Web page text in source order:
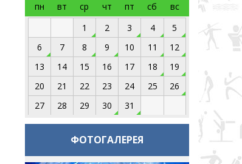
пн вт ср чт пт сб
вс
1
2 3 4
5
6
7 8 9 10 11
12
13
14 15 16 17 18
19
20
21 22 23 24 25
26
27
28 29 30 31
ФОТОГАЛЕРЕЯ